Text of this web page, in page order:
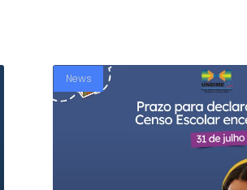
News